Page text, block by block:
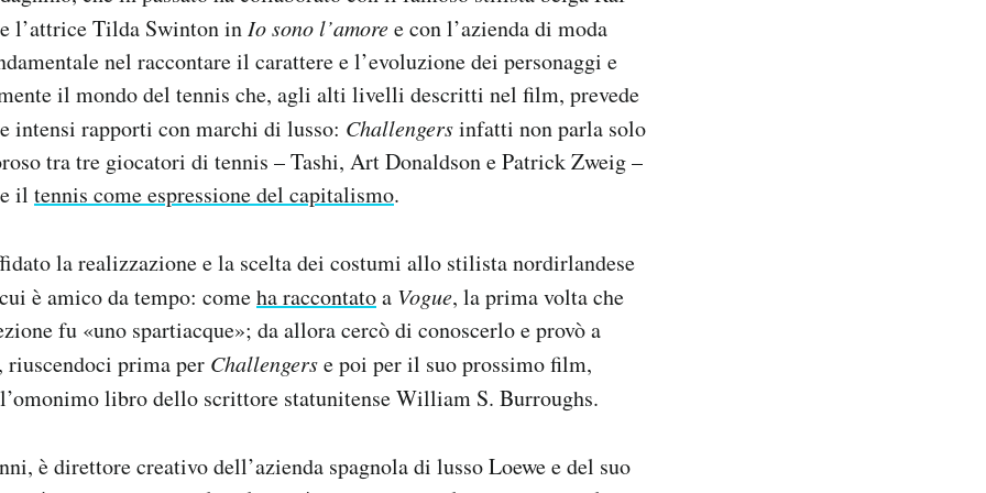
l’attrice Tilda Swinton in Io sono l’amoree con l’azienda di moda
nel raccontare il carattere e l’evoluzione dei personaggi e
il mondo del tennis che, agli alti livelli descritti nel film, prevede
intensi rapporti con marchi di lusso: Challengersinfatti non parla solo
tra tre giocatori di tennis – Tashi, Art Donaldson e Patrick Zweig –
il tennis come espressione del capitalismo.
la realizzazione e la scelta dei costumi allo stilista nordirlandese
è amico da tempo: comeha raccontatoa Vogue, la prima volta che
fu «uno spartiacque»; da allora cercò di conoscerlo e provò a
prima per Challengerse poi per il suo prossimo film,
libro dello scrittore statunitense William S. Burroughs.
è direttore creativo dell’azienda spagnola di lusso Loewe e del suo